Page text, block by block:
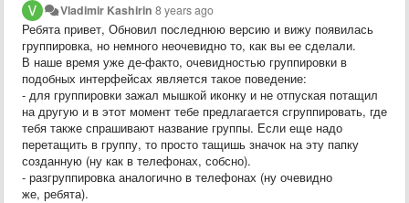
Vladimir Kashirin 8 years ago
Ребята привет, Обновил последнюю версию и вижу появилась
группировка, но немного неочевидно то, как вы ее сделали.
В наше время уже де-факто, очевидностью группировки в
подобных интерфейсах является такое поведение:
- для группировки зажал мышкой иконку и не отпуская потащил
на другую и в этот момент тебе предлагается сгруппировать, где
тебя также спрашивают название группы. Если еще надо
перетащить в группу, то просто тащишь значок на эту папку
созданную (ну как в телефонах, собсно).
- разгруппировка аналогично в телефонах (ну очевидно
же, ребята).